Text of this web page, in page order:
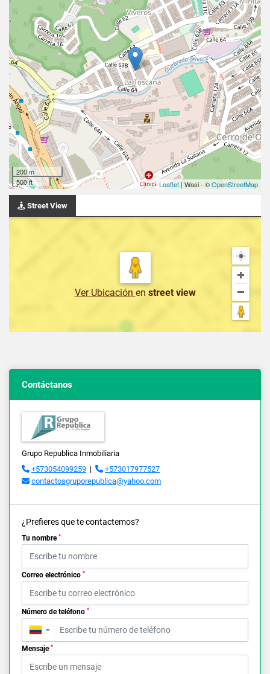
200 m
500 ft
Leaflet | Wasi - ©OpenStreetMap
Street View
Ver Ubicación en street view
Contáctanos
Grupo Republica Inmobiliaria
+573054099259 |
+573017977527
contactosgruporepublica@yahoo.com
¿Prefieres que te contactemos?
Tu nombre *
Correo electrónico *
Número de teléfono *
▼
Mensaje *